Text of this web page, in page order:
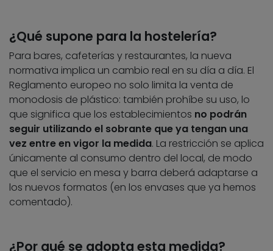
¿Qué supone para la hostelería?
Para bares, cafeterías y restaurantes, la nueva
normativa implica un cambio real en su día a día. El
Reglamento europeo no solo limita la venta de
monodosis de plástico: también prohíbe su uso, lo
que significa que los establecimientos no podrán
seguir utilizando el sobrante que ya tengan una
vez entre en vigor la medida. La restricción se aplica
únicamente al consumo dentro del local, de modo
que el servicio en mesa y barra deberá adaptarse a
los nuevos formatos (en los envases que ya hemos
comentado).
¿Por qué se adopta esta medida?